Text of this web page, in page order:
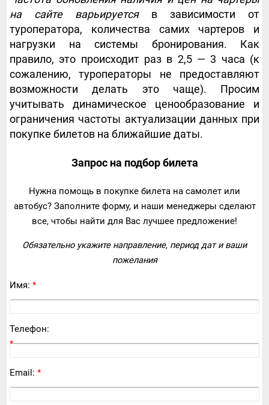
на сайте варьируетсяв зависимости от
туроператора, количества самих чартеров и
нагрузки на системы бронирования. Как
правило, это происходит раз в 2,5 — 3 часа (к
сожалению, туроператоры не предоставляют
возможности делать это чаще). Просим
учитывать динамическое ценообразование и
ограничения частоты актуализации данных при
покупке билетов на ближайшие даты.
Запрос на подбор билета
Нужна помощь в покупке билета на самолет или
автобус? Заполните форму, и наши менеджеры сделают
все, чтобы найти для Вас лучшее предложение!
Обязательно укажите направление, период дат и ваши
пожелания
Имя: *
Телефон:
*
Email: *